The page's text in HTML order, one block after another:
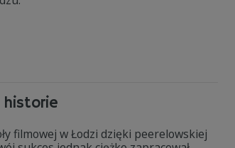
historie
filmowej w Łodzi dzięki peerelowskiej